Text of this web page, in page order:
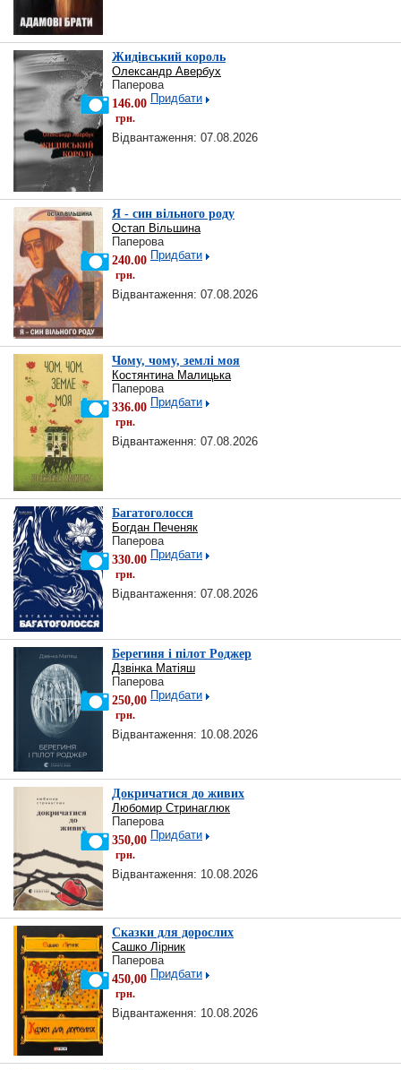
Жидівський король
Олександр Авербух
Паперова
146.00
грн.
Придбати
Відвантаження: 07.08.2026
Я - син вільного роду
Остап Вільшина
Паперова
240.00
грн.
Придбати
Відвантаження: 07.08.2026
Чому, чому, землі моя
Костянтина Малицька
Паперова
336.00
грн.
Придбати
Відвантаження: 07.08.2026
Багатоголосся
Богдан Печеняк
Паперова
330.00
грн.
Придбати
Відвантаження: 07.08.2026
Берегиня і пілот Роджер
Дзвінка Матіяш
Паперова
250,00
грн.
Придбати
Відвантаження: 10.08.2026
Докричатися до живих
Любомир Стринаглюк
Паперова
350,00
грн.
Придбати
Відвантаження: 10.08.2026
Сказки для дорослих
Сашко Лірник
Паперова
450,00
грн.
Придбати
Відвантаження: 10.08.2026